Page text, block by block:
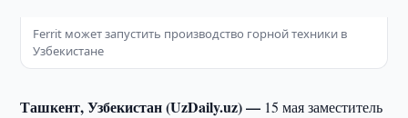
Ferrit может запустить производство горной техники в
Узбекистане
Ташкент, Узбекистан (UzDaily.uz) — 15 мая заместитель